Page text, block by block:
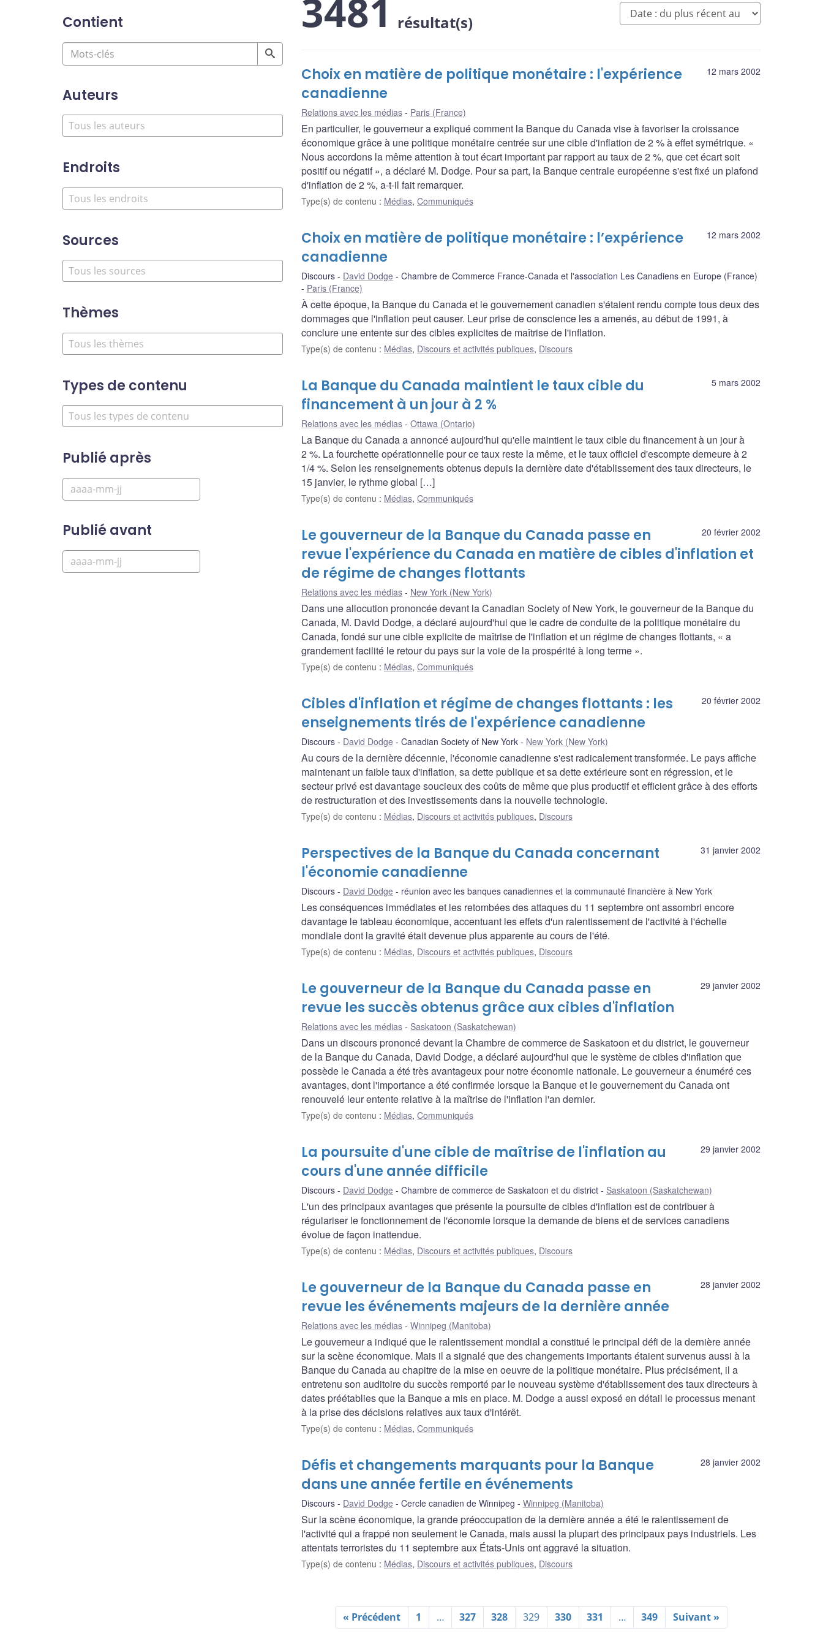
Contient
Auteurs
Endroits
Sources
Thèmes
Types de contenu
Publié après
Publié avant
3481 résultat(s)
12 mars 2002
Choix en matière de politique monétaire : l'expérience
canadienne
Relations avec les médias Paris (France)
En particulier, le gouverneur a expliqué comment la Banque du Canada vise à favoriser la croissance
économique grâce à une politique monétaire centrée sur une cible d'inflation de 2 % à effet symétrique. «
Nous accordons la même attention à tout écart important par rapport au taux de 2 %, que cet écart soit
positif ou négatif », a déclaré M. Dodge. Pour sa part, la Banque centrale européenne s'est fixé un plafond
d'inflation de 2 %, a-t-il fait remarquer.
Type(s) de contenu : Médias, Communiqués
12 mars 2002
Choix en matière de politique monétaire : l’expérience
canadienne
Discours David Dodge
Chambre de Commerce France-Canada et l'association Les Canadiens en Europe (France)
Paris (France)
À cette époque, la Banque du Canada et le gouvernement canadien s'étaient rendu compte tous deux des
dommages que l'inflation peut causer. Leur prise de conscience les a amenés, au début de 1991, à
conclure une entente sur des cibles explicites de maîtrise de l'inflation.
Type(s) de contenu : Médias, Discours et activités publiques, Discours
5 mars 2002
La Banque du Canada maintient le taux cible du
financement à un jour à 2 %
Relations avec les médias Ottawa (Ontario)
La Banque du Canada a annoncé aujourd'hui qu'elle maintient le taux cible du financement à un jour à
2 %. La fourchette opérationnelle pour ce taux reste la même, et le taux officiel d'escompte demeure à 2
1/4 %. Selon les renseignements obtenus depuis la dernière date d'établissement des taux directeurs, le
15 janvier, le rythme global […]
Type(s) de contenu : Médias, Communiqués
20 février 2002
Le gouverneur de la Banque du Canada passe en
revue l'expérience du Canada en matière de cibles d'inflation et
de régime de changes flottants
Relations avec les médias New York (New York)
Dans une allocution prononcée devant la Canadian Society of New York, le gouverneur de la Banque du
Canada, M. David Dodge, a déclaré aujourd'hui que le cadre de conduite de la politique monétaire du
Canada, fondé sur une cible explicite de maîtrise de l'inflation et un régime de changes flottants, « a
grandement facilité le retour du pays sur la voie de la prospérité à long terme ».
Type(s) de contenu : Médias, Communiqués
20 février 2002
Cibles d'inflation et régime de changes flottants : les
enseignements tirés de l'expérience canadienne
Discours David Dodge Canadian Society of New York New York (New York)
Au cours de la dernière décennie, l'économie canadienne s'est radicalement transformée. Le pays affiche
maintenant un faible taux d'inflation, sa dette publique et sa dette extérieure sont en régression, et le
secteur privé est davantage soucieux des coûts de même que plus productif et efficient grâce à des efforts
de restructuration et des investissements dans la nouvelle technologie.
Type(s) de contenu : Médias, Discours et activités publiques, Discours
31 janvier 2002
Perspectives de la Banque du Canada concernant
l'économie canadienne
Discours David Dodge réunion avec les banques canadiennes et la communauté financière à New York
Les conséquences immédiates et les retombées des attaques du 11 septembre ont assombri encore
davantage le tableau économique, accentuant les effets d'un ralentissement de l'activité à l'échelle
mondiale dont la gravité était devenue plus apparente au cours de l'été.
Type(s) de contenu : Médias, Discours et activités publiques, Discours
29 janvier 2002
Le gouverneur de la Banque du Canada passe en
revue les succès obtenus grâce aux cibles d'inflation
Relations avec les médias Saskatoon (Saskatchewan)
Dans un discours prononcé devant la Chambre de commerce de Saskatoon et du district, le gouverneur
de la Banque du Canada, David Dodge, a déclaré aujourd'hui que le système de cibles d'inflation que
possède le Canada a été très avantageux pour notre économie nationale. Le gouverneur a énuméré ces
avantages, dont l'importance a été confirmée lorsque la Banque et le gouvernement du Canada ont
renouvelé leur entente relative à la maîtrise de l'inflation l'an dernier.
Type(s) de contenu : Médias, Communiqués
29 janvier 2002
La poursuite d'une cible de maîtrise de l'inflation au
cours d'une année difficile
Discours David Dodge Chambre de commerce de Saskatoon et du district Saskatoon (Saskatchewan)
L'un des principaux avantages que présente la poursuite de cibles d'inflation est de contribuer à
régulariser le fonctionnement de l'économie lorsque la demande de biens et de services canadiens
évolue de façon inattendue.
Type(s) de contenu : Médias, Discours et activités publiques, Discours
28 janvier 2002
Le gouverneur de la Banque du Canada passe en
revue les événements majeurs de la dernière année
Relations avec les médias Winnipeg (Manitoba)
Le gouverneur a indiqué que le ralentissement mondial a constitué le principal défi de la dernière année
sur la scène économique. Mais il a signalé que des changements importants étaient survenus aussi à la
Banque du Canada au chapitre de la mise en oeuvre de la politique monétaire. Plus précisément, il a
entretenu son auditoire du succès remporté par le nouveau système d'établissement des taux directeurs à
dates préétablies que la Banque a mis en place. M. Dodge a aussi exposé en détail le processus menant
à la prise des décisions relatives aux taux d'intérêt.
Type(s) de contenu : Médias, Communiqués
28 janvier 2002
Défis et changements marquants pour la Banque
dans une année fertile en événements
Discours David Dodge Cercle canadien de Winnipeg Winnipeg (Manitoba)
Sur la scène économique, la grande préoccupation de la dernière année a été le ralentissement de
l'activité qui a frappé non seulement le Canada, mais aussi la plupart des principaux pays industriels. Les
attentats terroristes du 11 septembre aux États-Unis ont aggravé la situation.
Type(s) de contenu : Médias, Discours et activités publiques, Discours
« Précédent 1 … 327 328 329 330 331 … 349 Suivant »